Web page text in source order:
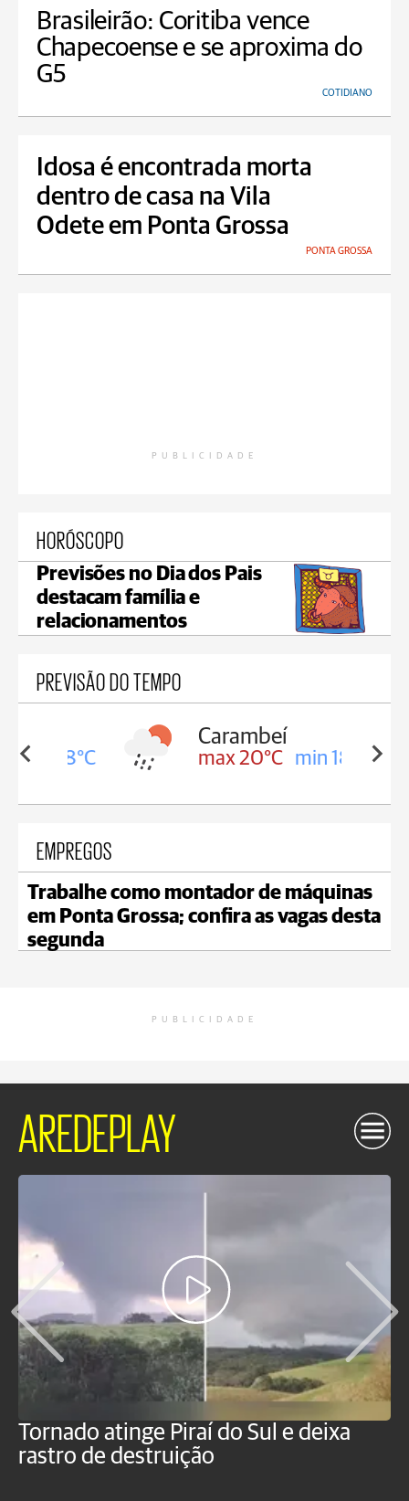
Brasileirão: Coritiba vence
Chapecoense e se aproxima do
G5
COTIDIANO
Idosa é encontrada morta
dentro de casa na Vila
Odete em Ponta Grossa
PONTA GROSSA
PUBLICIDADE
HORÓSCOPO
Previsões no Dia dos Pais
destacam família e
relacionamentos
PREVISÃO DO TEMPO
18°C
Carambeí
max 20°C min 18°C
EMPREGOS
Trabalhe como montador de máquinas
em Ponta Grossa; confira as vagas desta
segunda
PUBLICIDADE
AREDEPLAY
Tornado atinge Piraí do Sul e deixa
rastro de destruição